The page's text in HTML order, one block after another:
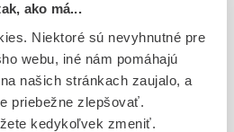
ako má...
Niektoré sú nevyhnutné pre
webu, iné nám pomáhajú
našich stránkach zaujalo, a
priebežne zlepšovať.
kedykoľvek zmeniť.